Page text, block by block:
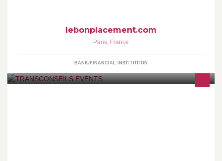
lebonplacement.com
Paris, France
BANK/FINANCIAL INSTITUTION